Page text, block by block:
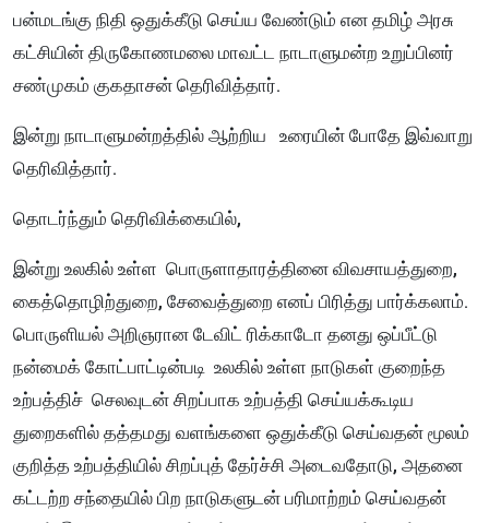
பன்மடங்கு நிதி ஒதுக்கீடு செய்ய வேண்டும் என தமிழ் அரசு
கட்சியின் திருகோணமலை மாவட்ட நாடாளுமன்ற உறுப்பினர்
சண்முகம் குகதாசன் தெரிவித்தார்.
இன்று நாடாளுமன்றத்தில் ஆற்றிய உரையின் போதே இவ்வாறு
தெரிவித்தார்.
தொடர்ந்தும் தெரிவிக்கையில்,
இன்று உலகில் உள்ள பொருளாதாரத்தினை விவசாயத்துறை,
கைத்தொழிற்துறை, சேவைத்துறை எனப் பிரித்து பார்க்கலாம்.
பொருளியல் அறிஞரான டேவிட் ரிக்காடோ தனது ஒப்பீட்டு
நன்மைக் கோட்பாட்டின்படி உலகில் உள்ள நாடுகள் குறைந்த
உற்பத்திச் செலவுடன் சிறப்பாக உற்பத்தி செய்யக்கூடிய
துறைகளில் தத்தமது வளங்களை ஒதுக்கீடு செய்வதன் மூலம்
குறித்த உற்பத்தியில் சிறப்புத் தேர்ச்சி அடைவதோடு, அதனை
கட்டற்ற சந்தையில் பிற நாடுகளுடன் பரிமாற்றம் செய்வதன்